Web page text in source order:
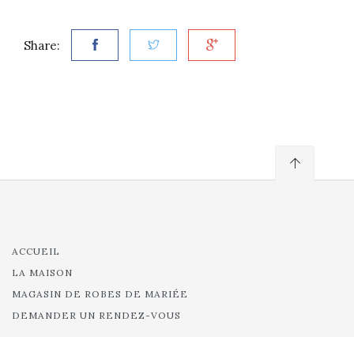
Share:
ACCUEIL
LA MAISON
MAGASIN DE ROBES DE MARIÉE
DEMANDER UN RENDEZ-VOUS